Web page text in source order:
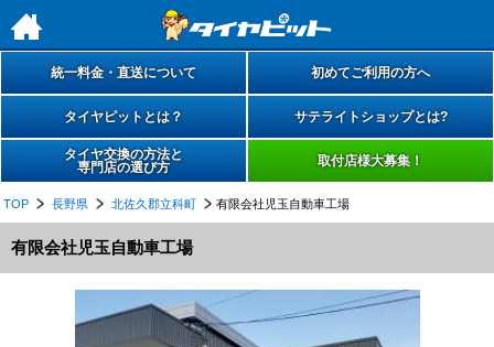
h
統一料金・直送について 初めてご利用の方へ
タイヤピットとは？ サテライトショップとは?
タイヤ交換の方法と
専門店の選び方
取付店様大募集！
TOP 長野県 北佐久郡立科町 有限会社児玉自動車工場
有限会社児玉自動車工場